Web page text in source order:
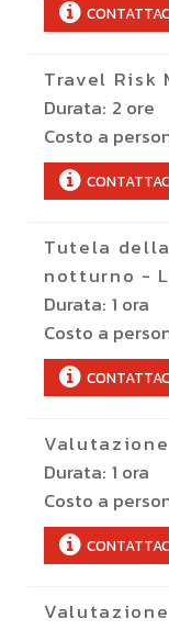
Travel Risk
Durata: 2 ore
Costo a
Tutela
notturno -
Durata: 1 ora
Costo a
Durata: 1 ora
Costo a